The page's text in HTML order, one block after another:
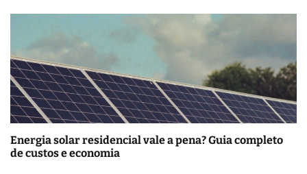
Energia solar residencial vale a pena? Guia completo
de custos e economia